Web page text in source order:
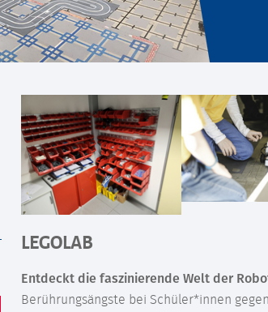
LEGOLAB
Entdeckt die faszinierende Welt der
Berührungsängste bei Schüler*innen